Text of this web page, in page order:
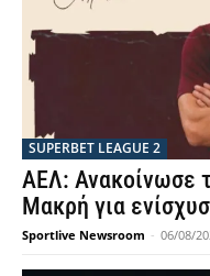
SUPERBET LEAGUE 2
ΑΕΛ: Ανακοίνωσε
Μακρή για
Sportlive Newsroom - 06/08/